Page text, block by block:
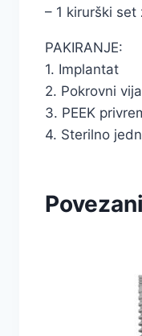
– 1 kirurški set
PAKIRANJE:
1. Implantat
2. Pokrovni
3. PEEK
4. Sterilno